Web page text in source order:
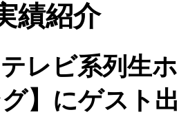
績紹介
レビ系列生
グ】にゲスト